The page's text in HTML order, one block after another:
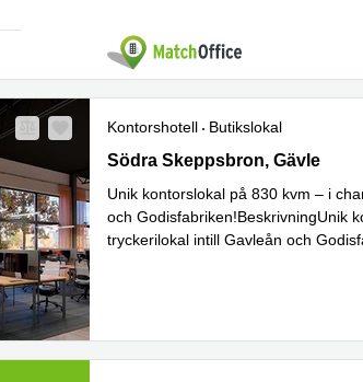
Kontorshotell
Butikslokal
Gävle, Södra Skeppsbron 17, Gävle
Södra Skeppsbron, Gävle
Unik kontorslokal på 830 kvm – i
och Godisfabriken!BeskrivningUnik
tryckerilokal intill Gavleån och